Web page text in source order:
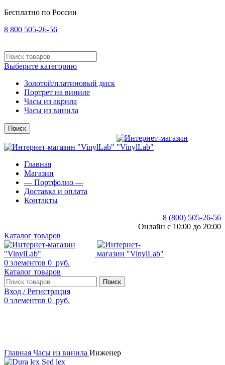
Бесплатно по России
8 800 505-26-56
Выберите категорию
Золотой/платиновый диск
Портрет на виниле
Часы из акрила
Часы из винила
Поиск
Главная
Магазин
— Портфолио —
Доставка и оплата
Контакты
8 (800) 505-26-56
Онлайн с 10:00 до 20:00
Каталог товаров
0 элементов 0 руб.
Каталог товаров
Поиск
Вход / Регистрация
0 элементов 0 руб.
Главная Часы из винила Инженер